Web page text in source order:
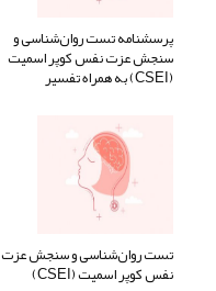
پرسشنامه تست روان‌شناسی و
سنجش عزت نفس کوپر اسمیت
(CSEI) به همراه تفسیر
تست روان‌شناسی و سنجش عزت
نفس کوپر اسمیت (CSEI)